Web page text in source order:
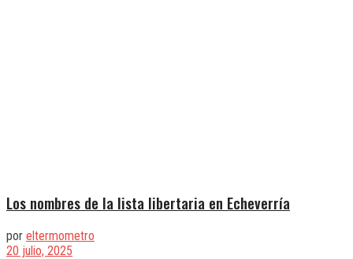
Los nombres de la lista libertaria en Echeverría
por eltermometro
20 julio, 2025